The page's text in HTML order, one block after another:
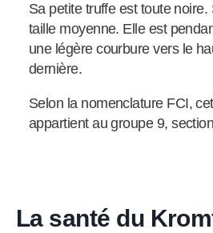
Sa petite truffe est toute
taille moyenne. Elle est
une légère courbure vers le
dernière.
Selon la nomenclature FCI,
appartient au groupe 9,
La santé du